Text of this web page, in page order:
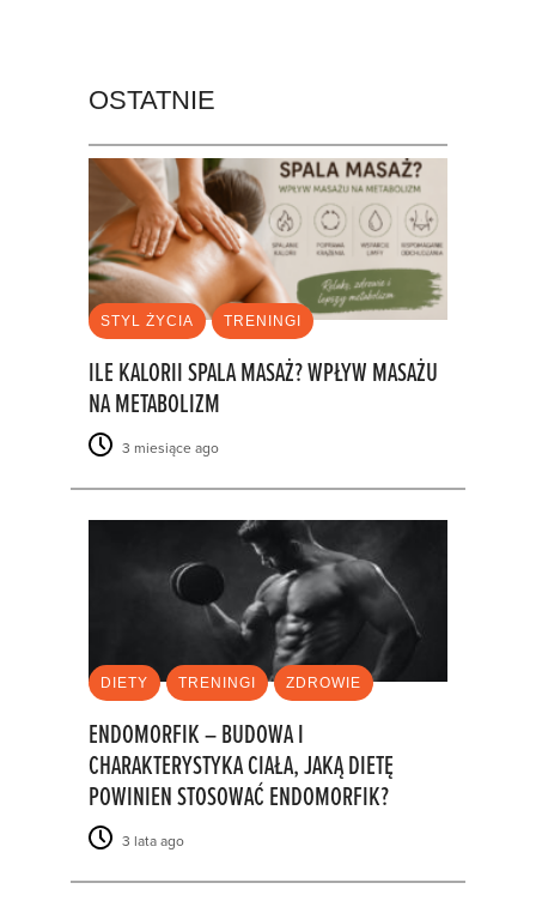
OSTATNIE
STYL ŻYCIA TRENINGI
ILE KALORII SPALA MASAŻ? WPŁYW MASAŻU
NA METABOLIZM
3 miesiące ago
DIETY TRENINGI ZDROWIE
ENDOMORFIK – BUDOWA I
CHARAKTERYSTYKA CIAŁA, JAKĄ DIETĘ
POWINIEN STOSOWAĆ ENDOMORFIK?
3 lata ago